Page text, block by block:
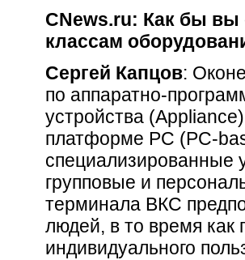
CNews.ru: Как бы вы
классам
Сергей Капцов:
по аппаратно-
устройства
платформе PC (PC-
специализированные
групповые и
терминала ВКС
людей, в то время
индивидуального